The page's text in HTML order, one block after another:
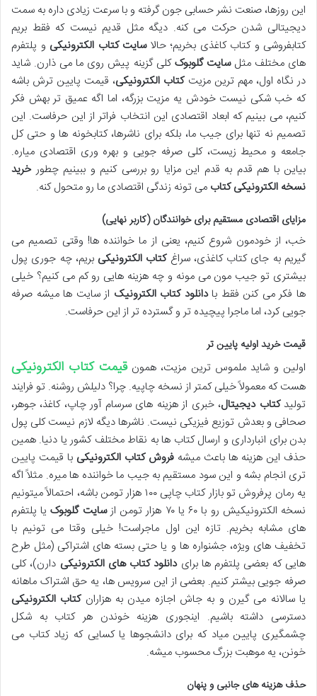
این روزها، صنعت نشر حسابی جون گرفته و با سرعت زیادی داره به سمت
دیجیتالی شدن حرکت می کنه. دیگه مثل قدیم نیست که فقط بریم
کتابفروشی و کتاب کاغذی بخریم؛ حالاسایت کتاب الکترونیکی و پلتفرم
های مختلف مثلسایت گلوبوککلی گزینه پیش روی ما می ذارن. شاید
در نگاه اول، مهم ترین مزیتکتاب الکترونیکی، قیمت پایین ترش باشه
که خب شکی نیست خودش یه مزیت بزرگه، اما اگه عمیق تر بهش فکر
کنیم، می بینیم که ابعاد اقتصادی این انتخاب فراتر از این حرفاست. این
تصمیم نه تنها برای جیب ما، بلکه برای ناشرها، کتابخونه ها و حتی کل
جامعه و محیط زیست، کلی صرفه جویی و بهره وری اقتصادی میاره.
بیاین با هم قدم به قدم این مزایا رو بررسی کنیم و ببینیم چطورخرید
نسخه الکترونیکی کتاب می تونه زندگی اقتصادی ما رو متحول کنه.
مزایای اقتصادی مستقیم برای خوانندگان (کاربر نهایی)
خب، از خودمون شروع کنیم، یعنی از ما خواننده ها! وقتی تصمیم می
گیریم به جای کتاب کاغذی، سراغکتاب الکترونیکی بریم، چه جوری پول
بیشتری تو جیب مون می مونه و چه هزینه هایی رو کم می کنیم؟ خیلی
ها فکر می کنن فقط بادانلود کتاب الکترونیک از سایت ها میشه صرفه
جویی کرد، اما ماجرا پیچیده تر و گسترده تر از این حرفاست.
قیمت خرید اولیه پایین تر
اولین و شاید ملموس ترین مزیت، همونقیمت کتاب الکترونیکی
هست که معمولاً خیلی کمتر از نسخه چاپیه. چرا؟ دلیلش روشنه. تو فرایند
تولیدکتاب دیجیتال، خبری از هزینه های سرسام آور چاپ، کاغذ، جوهر،
صحافی و بعدش توزیع فیزیکی نیست. ناشرها دیگه لازم نیست کلی پول
بدن برای انبارداری و ارسال کتاب ها به نقاط مختلف کشور یا دنیا. همین
حذف این هزینه ها باعث میشه فروش کتاب الکترونیکی با قیمت پایین
تری انجام بشه و این سود مستقیم به جیب ما خواننده ها میره. مثلاً اگه
یه رمان پرفروش تو بازار کتاب چاپی ۱۰۰ هزار تومن باشه، احتمالاً میتونیم
نسخه الکترونیکیش رو با ۶۰ یا ۷۰ هزار تومن از
سایت گلوبوکیا پلتفرم
های مشابه بخریم. تازه این اول ماجراست! خیلی وقتا می تونیم با
تخفیف های ویژه، جشنواره ها و یا حتی بسته های اشتراکی (مثل طرح
هایی که بعضی پلتفرم ها برایدانلود کتاب های الکترونیکی دارن)، کلی
صرفه جویی بیشتر کنیم. بعضی از این سرویس ها، یه حق اشتراک ماهانه
یا سالانه می گیرن و به جاش اجازه میدن به هزارانکتاب الکترونیکی
دسترسی داشته باشیم. اینجوری هزینه خوندن هر کتاب به شکل
چشمگیری پایین میاد که برای دانشجوها یا کسایی که زیاد کتاب می
خونن، یه موهبت بزرگ محسوب میشه.
حذف هزینه های جانبی و پنهان